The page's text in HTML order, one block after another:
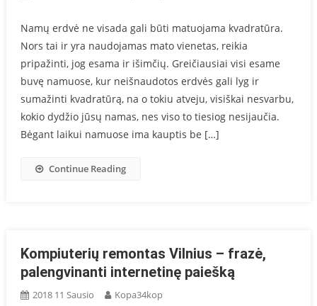
Namų erdvė ne visada gali būti matuojama kvadratūra.
Nors tai ir yra naudojamas mato vienetas, reikia
pripažinti, jog esama ir išimčių. Greičiausiai visi esame
buvę namuose, kur neišnaudotos erdvės gali lyg ir
sumažinti kvadratūrą, na o tokiu atveju, visiškai nesvarbu,
kokio dydžio jūsų namas, nes viso to tiesiog nesijaučia.
Bėgant laikui namuose ima kauptis be […]
Continue Reading
Kompiuterių remontas Vilnius – frazė,
palengvinanti internetinę paiešką
2018 11 Sausio Kopa34kop